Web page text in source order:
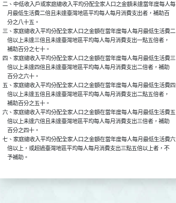
二、中低收入戶或家庭總收入平均分配全家人口之金額未達當年度每人每
    月最低生活費二倍且未達臺灣地區平均每人每月消費支出者，補助百
    分之八十五。
三、家庭總收入平均分配全家人口之金額在當年度每人每月最低生活費二
    倍以上未達三倍且未達臺灣地區平均每人每月消費支出一點五倍者，
    補助百分之七十。
四、家庭總收入平均分配全家人口之金額在當年度每人每月最低生活費三
    倍以上未達四倍且未達臺灣地區平均每人每月消費支出二倍者，補助
    百分之六十。
五、家庭總收入平均分配全家人口之金額在當年度每人每月最低生活費四
    倍以上未達五倍且未達臺灣地區平均每人每月消費支出二點五倍者，
    補助百分之五十。
六、家庭總收入平均分配全家人口之金額在當年度每人每月最低生活費五
    倍以上未達六倍且未達臺灣地區平均每人每月消費支出三倍者，補助
    百分之四十。
七、家庭總收入平均分配全家人口之金額在當年度每人每月最低生活費六
    倍以上，或超過臺灣地區平均每人每月消費支出三點五倍以上者，不
    予補助。